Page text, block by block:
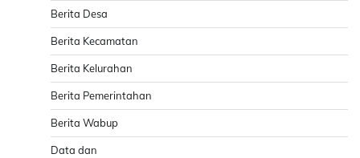
Berita Desa
Berita Kecamatan
Berita Kelurahan
Berita Pemerintahan
Berita Wabup
Data dan